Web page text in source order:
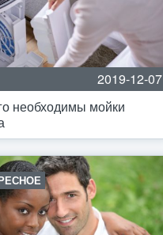
2019-12-07
необходимы мойки